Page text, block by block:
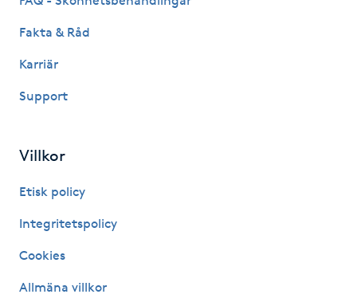
H
Headspa
HIFU
Fakta & Råd
Karriär
Support
Villkor
Etisk policy
Integritetspolicy
Cookies
Allmäna villkor